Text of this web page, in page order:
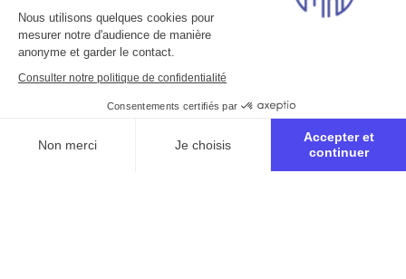
Nous utilisons quelques cookies pour
mesurer notre d'audience de manière
anonyme et garder le contact.
Consulter notre politique de confidentialité
Consentements certifiés par
Non merci Je choisis
Accepter et
continuer